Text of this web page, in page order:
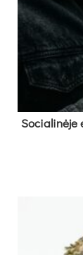
So­cia­li­nė­je